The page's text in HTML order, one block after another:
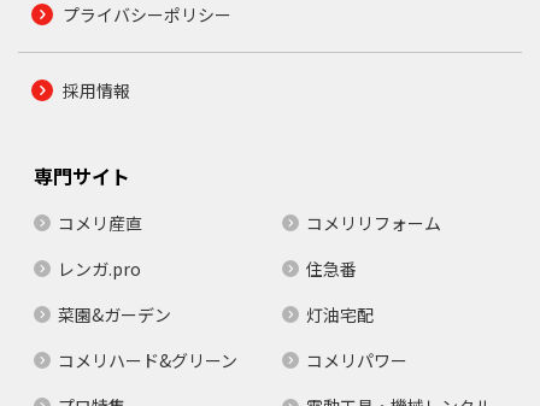
プライバシーポリシー
採用情報
専門サイト
コメリ産直
コメリリフォーム
レンガ.pro
住急番
菜園&ガーデン
灯油宅配
コメリハード&グリーン
コメリパワー